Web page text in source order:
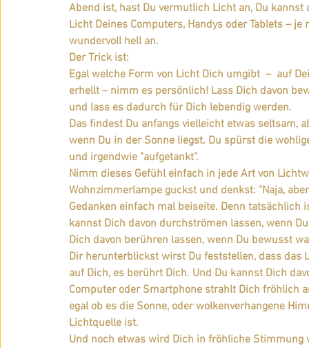
Abend ist, hast Du vermutlich Licht an, Du
Licht Deines Computers, Handys oder Tablets –
wundervoll hell an.
Der Trick ist:
Egal welche Form von Licht Dich umgibt  –  auf
erhellt – nimm es persönlich! Lass Dich davon
und lass es dadurch für Dich lebendig werden.
Das findest Du anfangs vielleicht etwas seltsam,
wenn Du in der Sonne liegst. Du spürst die
und irgendwie "aufgetankt".
Nimm dieses Gefühl einfach in jede Art von
Wohnzimmerlampe guckst und denkst: "Naja,
Gedanken einfach mal beiseite. Denn
kannst Dich davon durchströmen lassen, wenn
Dich davon berühren lassen, wenn Du bewusst
Dir herunterblickst wirst Du feststellen, dass
auf Dich, es berührt Dich. Und Du kannst Dich
Computer oder Smartphone strahlt Dich fröhlich
egal ob es die Sonne, oder wolkenverhangene
Lichtquelle ist.
Und noch etwas wird Dich in fröhliche Stimmung